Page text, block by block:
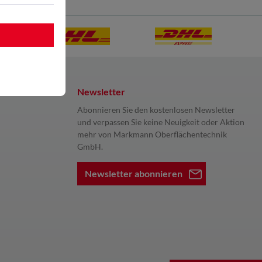
Newsletter
Abonnieren Sie den kostenlosen Newsletter
und verpassen Sie keine Neuigkeit oder Aktion
mehr von Markmann Oberflächentechnik
GmbH.
Newsletter abonnieren